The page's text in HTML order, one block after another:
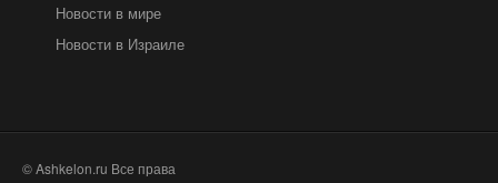
Новости в мире
Новости в Израиле
© Ashkelon.ru Все права